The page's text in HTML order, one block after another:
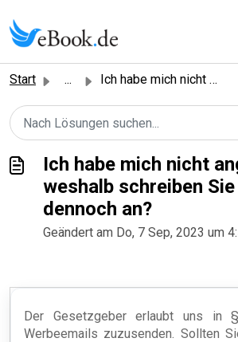
Start ... Ich habe mich nicht angemeldet; weshalb schreiben Sie mic...
Ich habe mich nicht
weshalb schreiben
dennoch an?
Geändert am Do, 7 Sep, 2023 um
Der Gesetzgeber erlaubt uns in
Werbeemails zuzusenden. Sollten